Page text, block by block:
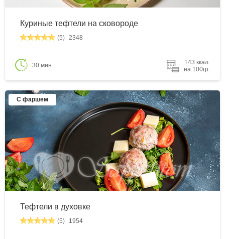
Куриные тефтели на сковороде
(5) 2348
30 мин
143 ккал.
на 100гр.
С фаршем
Тефтели в духовке
(5) 1954